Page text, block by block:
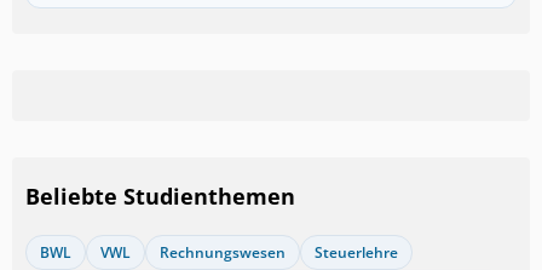
Beliebte Studienthemen
BWL VWL Rechnungswesen
Steuerlehre